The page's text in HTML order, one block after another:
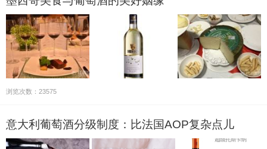
浏览次数：23575
意大利葡萄酒分级制度：比法国AOP复杂点儿